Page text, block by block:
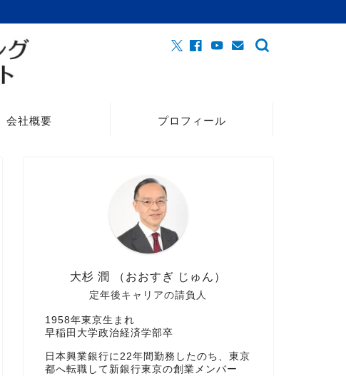
会社概要 プロフィール
定年後キャリアの請負人
大杉 潤 （おおすぎ じゅん）
1958年東京生まれ
早稲田大学政治経済学部卒
日本興業銀行に22年間勤務したのち、東京
都へ転職して新銀行東京の創業メンバー